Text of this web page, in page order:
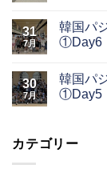
31
7月
韓国パ
①Day6
30
7月
韓国パ
①Day5
カテゴリー